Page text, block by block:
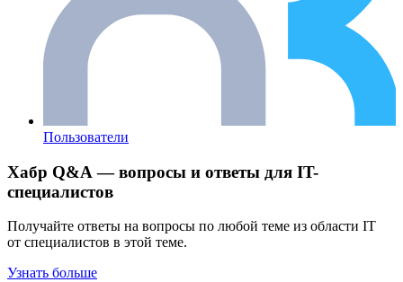
Пользователи
Хабр Q&A — вопросы и ответы для IT-
специалистов
Получайте ответы на вопросы по любой теме из области IT
от специалистов в этой теме.
Узнать больше